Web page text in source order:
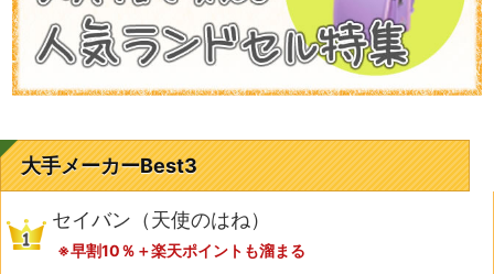
大手メーカーBest3
セイバン（天使のはね）
※早割10％＋楽天ポイントも溜まる